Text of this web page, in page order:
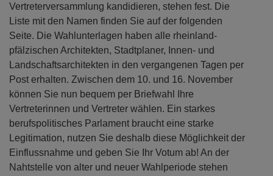
Vertreterversammlung kandidieren, stehen fest. Die
Liste mit den Namen finden Sie auf der folgenden
Seite. Die Wahlunterlagen haben alle rheinland-
pfälzischen Architekten, Stadtplaner, Innen- und
Landschaftsarchitekten in den vergangenen Tagen per
Post erhalten. Zwischen dem 10. und 16. November
können Sie nun bequem per Briefwahl Ihre
Vertreterinnen und Vertreter wählen. Ein starkes
berufspolitisches Parlament braucht eine starke
Legitimation, nutzen Sie deshalb diese Möglichkeit der
Einflussnahme und geben Sie Ihr Votum ab! An der
Nahtstelle von alter und neuer Wahlperiode stehen